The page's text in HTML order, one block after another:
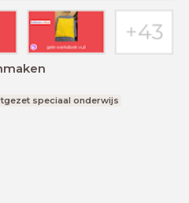
speciaal onderwijs